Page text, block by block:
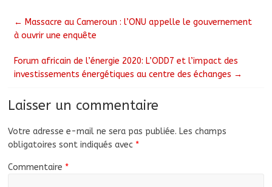
← Massacre au Cameroun : l’ONU appelle le gouvernement
à ouvrir une enquête
Forum africain de l’énergie 2020: L’ODD7 et l’impact des
investissements énergétiques au centre des échanges →
Laisser un commentaire
Votre adresse e-mail ne sera pas publiée. Les champs
obligatoires sont indiqués avec *
Commentaire *